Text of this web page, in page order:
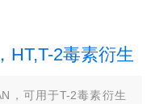
HT,T-2毒素衍生
，可用于T-2毒素衍生